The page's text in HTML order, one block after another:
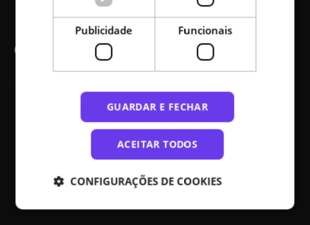
Comunicação
Publicidade Funcionais
GUARDAR E FECHAR
ACEITAR TODOS
CONFIGURAÇÕES DE COOKIES